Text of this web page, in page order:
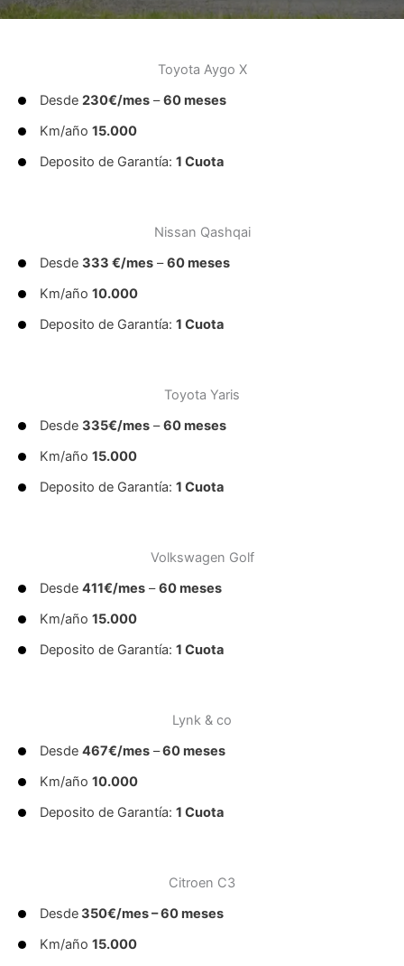
Toyota Aygo X
Desde 230€/mes –60 meses
Km/año 15.000
Deposito de Garantía: 1 Cuota
Nissan Qashqai
Desde 333 €/mes –60 meses
Km/año 10.000
Deposito de Garantía: 1 Cuota
Toyota Yaris
Desde 335€/mes –60 meses
Km/año 15.000
Deposito de Garantía: 1 Cuota
Volkswagen Golf
Desde 411€/mes –60 meses
Km/año 15.000
Deposito de Garantía: 1 Cuota
Lynk & co
Desde 467€/mes –60 meses
Km/año 10.000
Deposito de Garantía: 1 Cuota
Citroen C3
Desde350€/mes – 60 meses
Km/año 15.000